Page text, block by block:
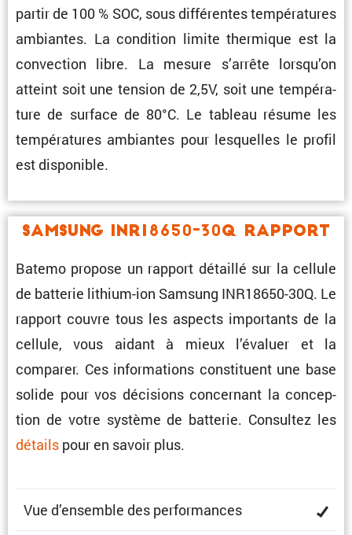
partir de 100 % SOC, sous diffé­rentes tempé­ra­tures
ambiantes. La condi­tion limite thermique est la
convec­tion libre. La mesure s’arrête lorsqu’on
atteint soit une tension de 2,5V, soit une tempé­ra­
ture de surface de 80°C. Le tableau résume les
tempé­ra­tures ambiantes pour lesquelles le profil
est disponible.
Samsung INR18650-30Q Rapport
Batemo propose un rapport détaillé sur la cellule
de batterie lithium-ion Samsung INR18650-30Q. Le
rapport couvre tous les aspects impor­tants de la
cellule, vous aidant à mieux l’éva­luer et la
comparer. Ces infor­ma­tions consti­tuent une base
solide pour vos décisions concer­nant la concep­
tion de votre système de batterie. Consultez les
détails pour en savoir plus.
Vue d’ensemble des performances